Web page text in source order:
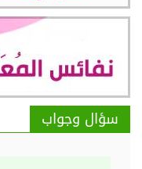
سؤال وجواب